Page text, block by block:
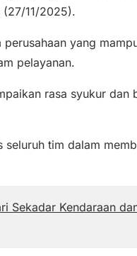
11/2025).
yang
pelayanan.
rasa syukur dan
tim dalam
Sekadar Kendaraan